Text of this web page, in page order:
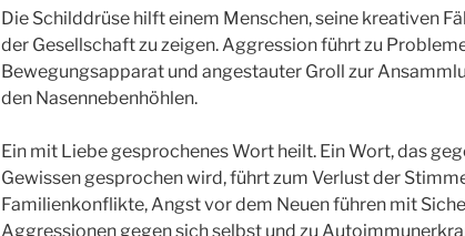
Die Schilddrüse hilft einem Menschen, seine kreativen
der Gesellschaft zu zeigen. Aggression führt zu
Bewegungsapparat und angestauter Groll zur
den Nasennebenhöhlen.
Ein mit Liebe gesprochenes Wort heilt. Ein Wort, das
Gewissen gesprochen wird, führt zum Verlust der
Familienkonflikte, Angst vor dem Neuen führen mit
Aggressionen gegen sich selbst und zu